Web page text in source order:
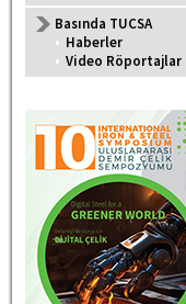
Basında TUCSA
• Haberler
• Video Röportajlar